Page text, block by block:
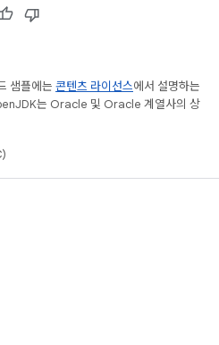
샘플에는 콘텐츠 라이선스에서 설명하는
는 Oracle 및 Oracle 계열사의 상